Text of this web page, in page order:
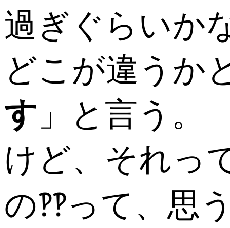
過ぎぐらいか
どこが違うか
す 」と言う。
けど、それっ
の‽‽って、思